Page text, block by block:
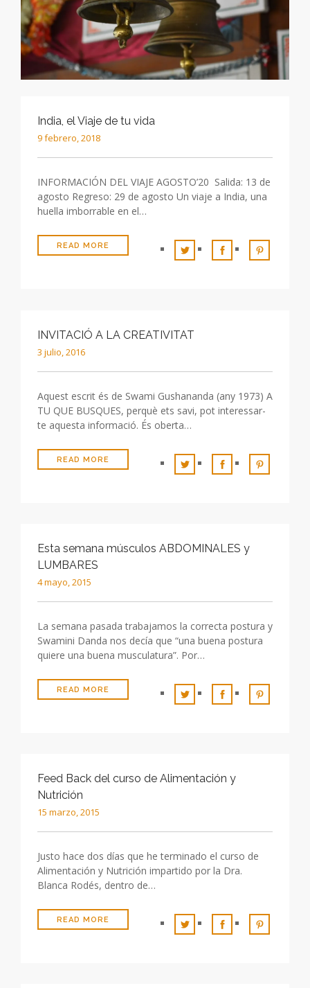
India, el Viaje de tu vida
9 febrero, 2018
INFORMACIÓN DEL VIAJE AGOSTO’20 Salida: 13 de
agosto Regreso: 29 de agosto Un viaje a India, una
huella imborrable en el…
READ MORE
INVITACIÓ A LA CREATIVITAT
3 julio, 2016
Aquest escrit és de Swami Gushananda (any 1973) A
TU QUE BUSQUES, perquè ets savi, pot interessar-
te aquesta informació. És oberta…
READ MORE
Esta semana músculos ABDOMINALES y
LUMBARES
4 mayo, 2015
La semana pasada trabajamos la correcta postura y
Swamini Danda nos decía que “una buena postura
quiere una buena musculatura”. Por…
READ MORE
Feed Back del curso de Alimentación y
Nutrición
15 marzo, 2015
Justo hace dos días que he terminado el curso de
Alimentación y Nutrición impartido por la Dra.
Blanca Rodés, dentro de…
READ MORE